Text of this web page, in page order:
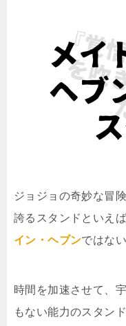
ジョジョの奇妙な冒
誇るスタンドといえ
イン・ヘブンではな
時間を加速させて、
もない能力のスタンド